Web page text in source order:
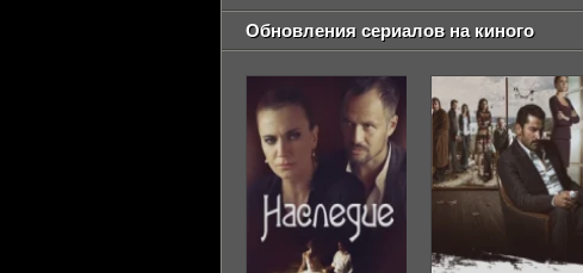
Обновления сериалов на киного